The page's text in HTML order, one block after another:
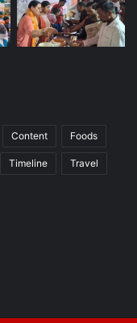
Content Foods
Timeline Travel